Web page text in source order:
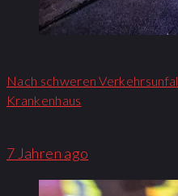
Nach schweren
Krankenhaus
7 Jahren ago